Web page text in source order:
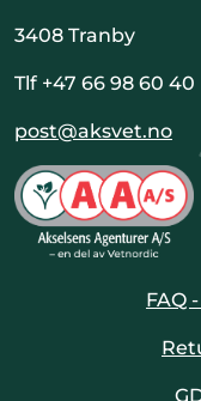
3408 Tranby
Tlf +47 66 98 60 40
post@aksvet.no
FAQ